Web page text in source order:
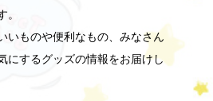
いものや便利なもの、みなさん
にするグッズの情報をお届けし